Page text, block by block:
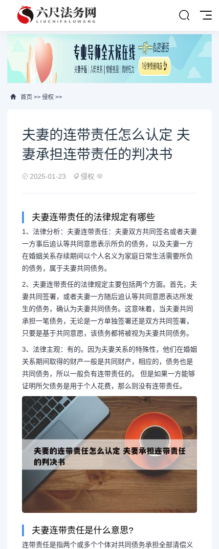
首页 >> 侵权 >>
夫妻的连带责任怎么认定 夫
妻承担连带责任的判决书
2025-01-23 侵权
夫妻连带责任的法律规定有哪些
1、法律分析：夫妻连带责任：夫妻双方共同签名或者夫妻
一方事后追认等共同意思表示所负的债务，以及夫妻一方
在婚姻关系存续期间以个人名义为家庭日常生活需要所负
的债务，属于夫妻共同债务。
2、夫妻连带责任的法律规定主要包括两个方面。首先，夫
妻共同签署，或者夫妻一方随后追认等共同意愿表达所发
生的债务，确认为夫妻共同债务。这意味着，当夫妻共同
承担一笔债务，无论是一方单独签署还是双方共同签署，
只要是基于共同意愿，该债务都将被视为夫妻共同债务。
3、法律主观：有的。因为夫妻关系的特殊性，他们在婚姻
关系期间取得的财产一般是共同财产，相应的，债务也是
共同债务，所以一般负有连带责任的。 但是如果一方能够
证明所欠债务是用于个人花费，那么则没有连带责任。
夫妻连带责任是什么意思?
连带责任是指两个或多个个体对共同债务承担全部清偿义
夫妻的连带责任怎么认
责任的判决
1、法律分析：夫妻连带责任：
妻一方事后追认等共同意思表示所
在婚姻关系存续期间以个人名义为
债务，属于...